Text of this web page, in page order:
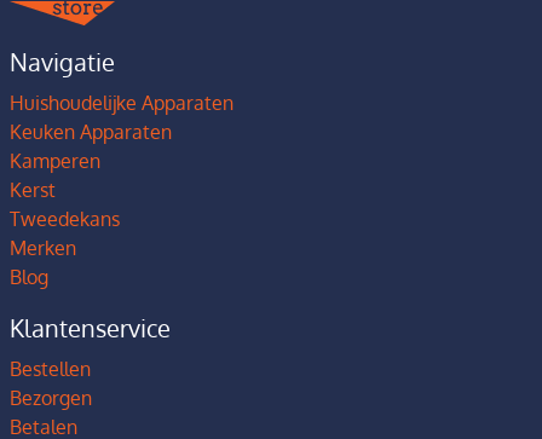
Navigatie
Huishoudelijke Apparaten
Keuken Apparaten
Kamperen
Kerst
Tweedekans
Merken
Blog
Klantenservice
Bestellen
Bezorgen
Betalen